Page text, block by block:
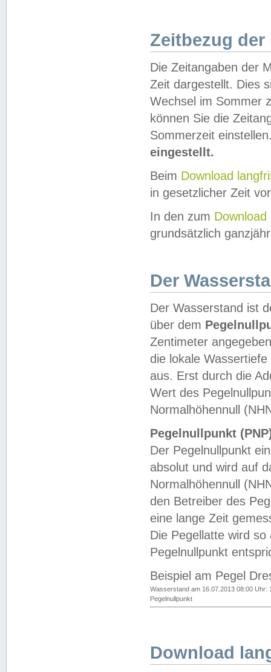
Zeitbezug der
Die Zeitangaben der
Zeit dargestellt. Dies
Wechsel im Sommer
können Sie die
Sommerzeit
eingestellt.
Beim Download
in gesetzlicher Zeit
In den zum Download
grundsätzlich
Der
Der Wasserstand ist
über dem
Zentimeter
die lokale
aus. Erst durch die
Wert des
Normalhöhennull
Pegelnullpunkt
Der Pegelnullpunkt
absolut und wird auf
Normalhöhennull
den Betreiber des
eine lange Zeit
Die Pegellatte wird
Pegelnullpunkt
Beispiel am Pegel
Wasserstand am 16.07.2013 08:00 Uhr:
Pegelnullpunkt
Download